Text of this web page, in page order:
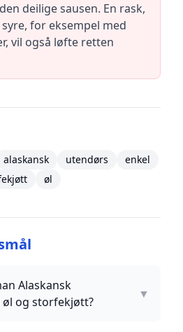
deilige sausen. En rask,
for eksempel med
vil også løfte retten
alaskansk utendørs
enkel
øl
Alaskansk
og storfekjøtt?
▼